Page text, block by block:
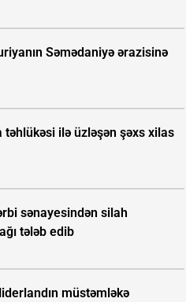
Səmədaniyə ərazisinə
ilə üzləşən şəxs xilas
sənayesindən silah
tələb edib
müstəmləkə